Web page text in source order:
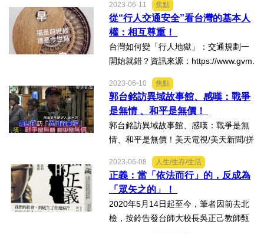
有人說的「外省豬」。我出生在很貧困
的家庭，父母皆因家貧，繳不起學費，
都未念過小學，母親不識...
2023-06-11 焦點
從“行人交通安全”看台灣的基本人
權：相互尊重！
台灣如何變「行人地獄」：交通規劃一
開始就錯？資訊來源：https://www.gvm.
e&utm_medium=social&utm_content=1
03442&utm_campaign=share評論：從
&ldquo...
2023-06-10 焦點
郭台銘訪異域故事館、感嘆：戰爭
是無情 、和平是無價！
郭台銘訪異域故事館、感嘆：戰爭是無
情、和平是無價！美天電視/美天新聞/拼
youtube.com/watch?v=p0n7yNuGlcM
2023-06-08 人生/生存/生活
正義：當「依法而行」的，反成為
「眾矢之的」！
2020年5月14日起至今，筆者因前去北
檢，按鈴告發台師大校長吳正己教師甄